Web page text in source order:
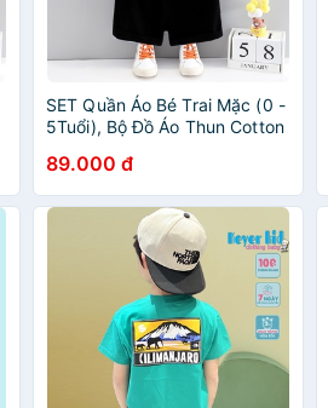
SET Quần Áo Bé Trai Mặc (0 -
5Tuổi), Bộ Đồ Áo Thun Cotton
Đen Kute - KEYER KID SZ33
89.000 đ